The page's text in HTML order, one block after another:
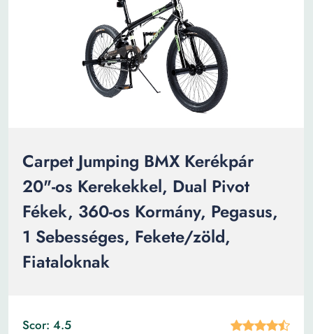
Carpet Jumping BMX Kerékpár
20"-os Kerekekkel, Dual Pivot
Fékek, 360-os Kormány, Pegasus,
1 Sebességes, Fekete/zöld,
Fiataloknak
Scor: 4.5